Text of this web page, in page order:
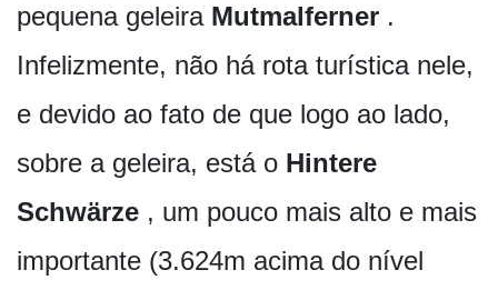
pequena geleira Mutmalferner .
Infelizmente, não há rota turística nele,
e devido ao fato de que logo ao lado,
sobre a geleira, está o Hintere
Schwärze , um pouco mais alto e mais
importante (3.624m acima do nível